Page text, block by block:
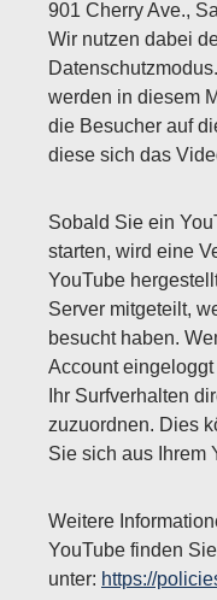
901 Cherry Ave.,
Wir nutzen dabei
werden in diesem
die Besucher auf
diese sich das
Sobald Sie ein
starten, wird eine
YouTube
Server mitgeteilt,
besucht haben.
Account
Ihr Surfverhalten
zuzuordnen. Dies
Sie sich aus Ihrem
Weitere
YouTube finden
unter: https://